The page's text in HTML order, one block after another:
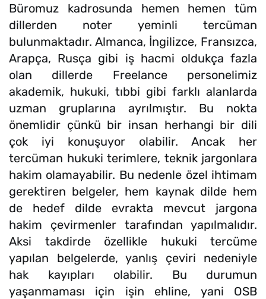
Büromuz kadrosunda hemen hemen tüm
dillerden noter yeminli tercüman
bulunmaktadır. Almanca, İngilizce, Fransızca,
Arapça, Rusça gibi iş hacmi oldukça fazla
olan dillerde Freelance personelimiz
akademik, hukuki, tıbbi gibi farklı alanlarda
uzman gruplarına ayrılmıştır. Bu nokta
önemlidir çünkü bir insan herhangi bir dili
çok iyi konuşuyor olabilir. Ancak her
tercüman hukuki terimlere, teknik jargonlara
hakim olamayabilir. Bu nedenle özel ihtimam
gerektiren belgeler, hem kaynak dilde hem
de hedef dilde evrakta mevcut jargona
hakim çevirmenler tarafından yapılmalıdır.
Aksi takdirde özellikle hukuki tercüme
yapılan belgelerde, yanlış çeviri nedeniyle
hak kayıpları olabilir. Bu durumun
yaşanmaması için işin ehline, yani OSB